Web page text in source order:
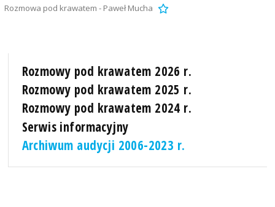
Rozmowa pod krawatem - Paweł Mucha
Rozmowy pod krawatem 2026 r.
Rozmowy pod krawatem 2025 r.
Rozmowy pod krawatem 2024 r.
Serwis informacyjny
Archiwum audycji 2006-2023 r.